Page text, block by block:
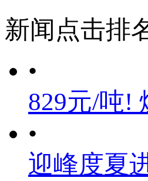
新闻点击排
•
829元/吨!
•
迎峰度夏